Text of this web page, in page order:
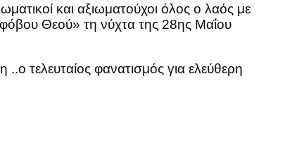
και αξιωματούχοι όλος ο λαός με
Θεού» τη νύχτα της 28ης Μαΐου
τελευταίος φανατισμός για ελεύθερη